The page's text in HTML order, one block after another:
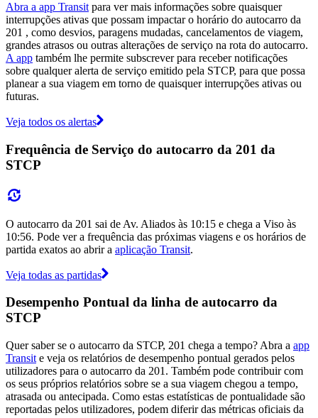
Abra a app Transit para ver mais informações sobre quaisquer
interrupções ativas que possam impactar o horário do autocarro da
201 , como desvios, paragens mudadas, cancelamentos de viagem,
grandes atrasos ou outras alterações de serviço na rota do autocarro.
A app também lhe permite subscrever para receber notificações
sobre qualquer alerta de serviço emitido pela STCP, para que possa
planear a sua viagem em torno de quaisquer interrupções ativas ou
futuras.
Veja todos os alertas
Frequência de Serviço do autocarro da 201 da
STCP
O autocarro da 201 sai de Av. Aliados às 10:15 e chega a Viso às
10:56. Pode ver a frequência das próximas viagens e os horários de
partida exatos ao abrir a aplicação Transit.
Veja todas as partidas
Desempenho Pontual da linha de autocarro da
STCP
Quer saber se o autocarro da STCP, 201 chega a tempo? Abra a app
Transit e veja os relatórios de desempenho pontual gerados pelos
utilizadores para o autocarro da 201. Também pode contribuir com
os seus próprios relatórios sobre se a sua viagem chegou a tempo,
atrasada ou antecipada. Como estas estatísticas de pontualidade são
reportadas pelos utilizadores, podem diferir das métricas oficiais da